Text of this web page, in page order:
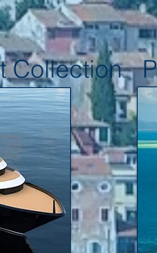
Collection